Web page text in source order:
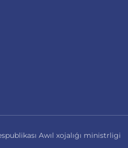
Awıl xojalıǵı ministrligi